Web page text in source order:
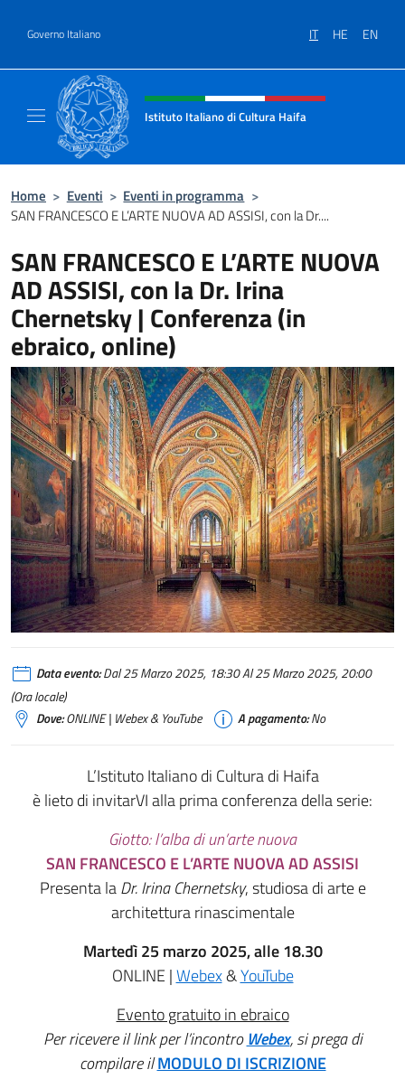
Governo Italiano IT HE EN
Intestazione sito, social e menù
Istituto Italiano di Cultura Haifa
Home > Eventi > Eventi in programma >
SAN FRANCESCO E L’ARTE NUOVA AD ASSISI, con la Dr....
SAN FRANCESCO E L’ARTE NUOVA
AD ASSISI, con la Dr. Irina
Chernetsky | Conferenza (in
ebraico, online)
Data evento:Dal 25 Marzo 2025, 18:30 Al 25 Marzo 2025, 20:00
(Ora locale)
Dove:ONLINE | Webex & YouTube A pagamento:No
L’Istituto Italiano di Cultura di Haifa
è lieto di invitarVI alla prima conferenza della serie:
Giotto: l’alba di un’arte nuova
SAN FRANCESCO E L’ARTE NUOVA AD ASSISI
Presenta laDr. Irina Chernetsky, studiosa di arte e
architettura rinascimentale
Martedì 25 marzo 2025, alle 18.30
ONLINE |Webex&YouTube
Evento gratuito in ebraico
Per ricevere il link per l’incontroWebex, si prega di
compilare ilMODULO DI ISCRIZIONE